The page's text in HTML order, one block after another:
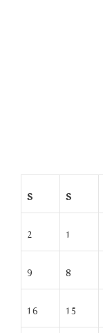
S
S
1
2
8
9
15
16